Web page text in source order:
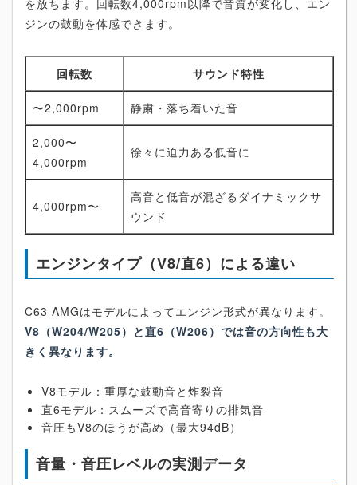
を放ちます。回転数4,000rpm以降で音質が変化し、エン
ジンの鼓動を体感できます。
回転数 サウンド特性
〜2,000rpm 静粛・落ち着いた音
2,000〜
4,000rpm
徐々に迫力ある低音に
4,000rpm〜
高音と低音が混ざるダイナミックサ
ウンド
エンジンタイプ（V8/直6）による違い
C63 AMGはモデルによってエンジン形式が異なります。
V8（W204/W205）と直6（W206）では音の方向性も大
きく異なります。
V8モデル：重厚な鼓動音と炸裂音
直6モデル：スムーズで高音寄りの排気音
音圧もV8のほうが高め（最大94dB）
音量・音圧レベルの実測データ